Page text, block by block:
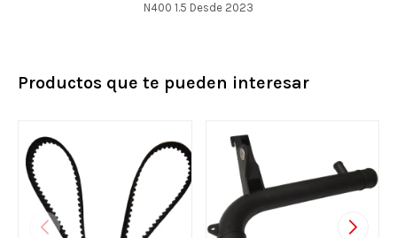
N400 1.5 Desde 2023
Productos que te pueden interesar